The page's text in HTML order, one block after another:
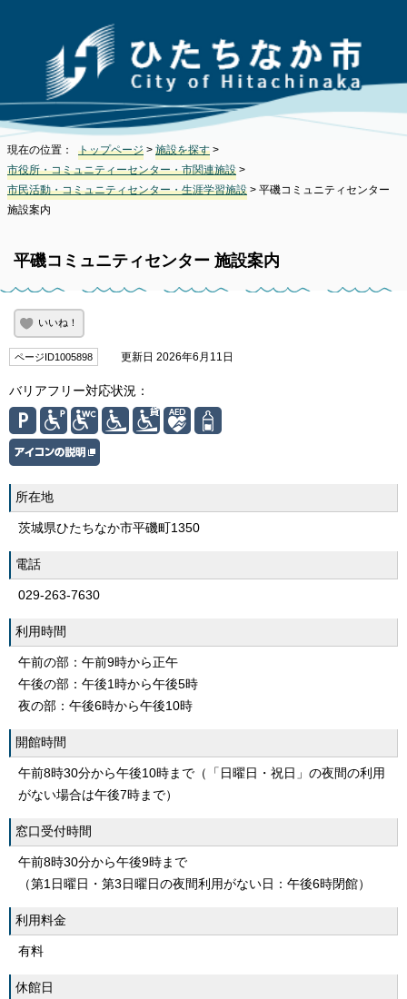
現在の位置： トップページ > 施設を探す >
市役所・コミュニティーセンター・市関連施設 >
市民活動・コミュニティセンター・生涯学習施設 > 平磯コミュニティセンター
施設案内
平磯コミュニティセンター 施設案内
いいね！
ページID1005898 更新日 2026年6月11日
バリアフリー対応状況：
所在地
茨城県ひたちなか市平磯町1350
電話
029-263-7630
利用時間
午前の部：午前9時から正午
午後の部：午後1時から午後5時
夜の部：午後6時から午後10時
開館時間
午前8時30分から午後10時まで（「日曜日・祝日」の夜間の利用
がない場合は午後7時まで）
窓口受付時間
午前8時30分から午後9時まで
（第1日曜日・第3日曜日の夜間利用がない日：午後6時閉館）
利用料金
有料
休館日